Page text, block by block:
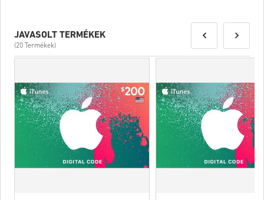
JAVASOLT TERMÉKEK
(20 Termékek)